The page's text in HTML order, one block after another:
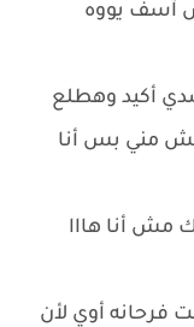
آسف يووه
أكيد وهطلع
مني بس أنا
مش أنا هااا
أوي لأن